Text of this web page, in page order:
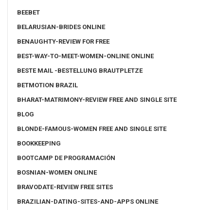
BEEBET
BELARUSIAN-BRIDES ONLINE
BENAUGHTY-REVIEW FOR FREE
BEST-WAY-TO-MEET-WOMEN-ONLINE ONLINE
BESTE MAIL -BESTELLUNG BRAUTPLETZE
BETMOTION BRAZIL
BHARAT-MATRIMONY-REVIEW FREE AND SINGLE SITE
BLOG
BLONDE-FAMOUS-WOMEN FREE AND SINGLE SITE
BOOKKEEPING
BOOTCAMP DE PROGRAMACIÓN
BOSNIAN-WOMEN ONLINE
BRAVODATE-REVIEW FREE SITES
BRAZILIAN-DATING-SITES-AND-APPS ONLINE